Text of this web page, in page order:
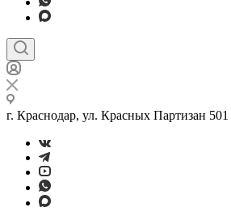
г. Краснодар, ул. Красных Партизан 501